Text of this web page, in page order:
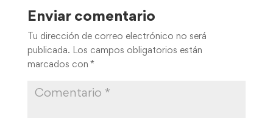
Enviar comentario
Tu dirección de correo electrónico no será
publicada. Los campos obligatorios están
marcados con *